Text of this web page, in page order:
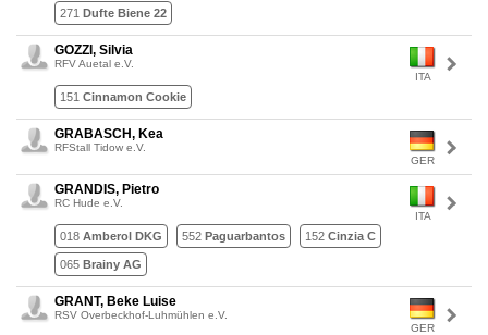
271 Dufte Biene 22
ITA
GOZZI, Silvia
RFV Auetal e.V.
151 Cinnamon Cookie
GER
GRABASCH, Kea
RFStall Tidow e.V.
ITA
GRANDIS, Pietro
RC Hude e.V.
018 Amberol DKG 552 Paguarbantos 152 Cinzia C
065 Brainy AG
GER
GRANT, Beke Luise
RSV Overbeckhof-Luhmühlen e.V.